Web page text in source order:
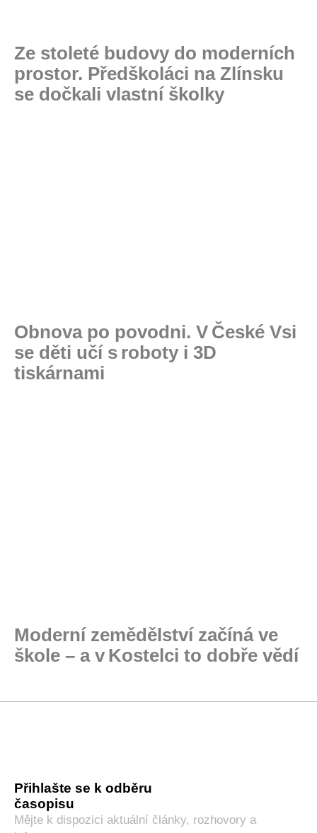
Ze stoleté budovy do moderních
prostor. Předškoláci na Zlínsku
se dočkali vlastní školky
Obnova po povodni. V České Vsi
se děti učí s roboty i 3D
tiskárnami
Moderní zemědělství začíná ve
škole – a v Kostelci to dobře vědí
Přihlašte se k odběru
časopisu
Mějte k dispozici aktuální články, rozhovory a